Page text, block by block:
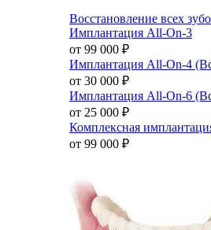
Восстановление всех
Имплантация All-On-3
от 99 000 ₽
Имплантация All-On-4
от 30 000 ₽
Имплантация All-On-6
от 25 000 ₽
Комплексная
от 99 000 ₽